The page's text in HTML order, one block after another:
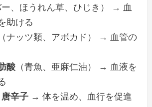
、ほうれん草、ひじき） → 血
助ける
（ナッツ類、アボカド） → 血管の
酸（青魚、亜麻仁油） → 血液を
辛子→ 体を温め、血行を促進